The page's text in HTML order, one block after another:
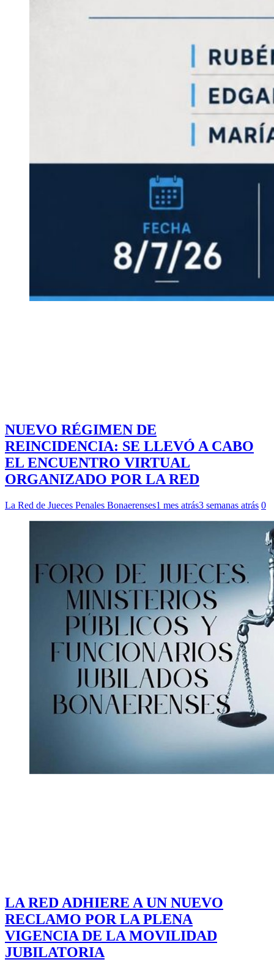
NUEVO RÉGIMEN DE
REINCIDENCIA: SE LLEVÓ A CABO
EL ENCUENTRO VIRTUAL
ORGANIZADO POR LA RED
La Red de Jueces Penales Bonaerenses1 mes atrás3 semanas atrás 0
LA RED ADHIERE A UN NUEVO
RECLAMO POR LA PLENA
VIGENCIA DE LA MOVILIDAD
JUBILATORIA